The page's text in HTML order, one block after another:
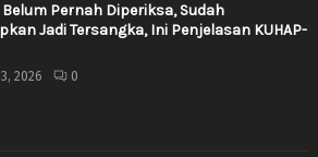
Belum Pernah Diperiksa, Sudah
Jadi Tersangka, Ini Penjelasan KUHAP-
2026 0